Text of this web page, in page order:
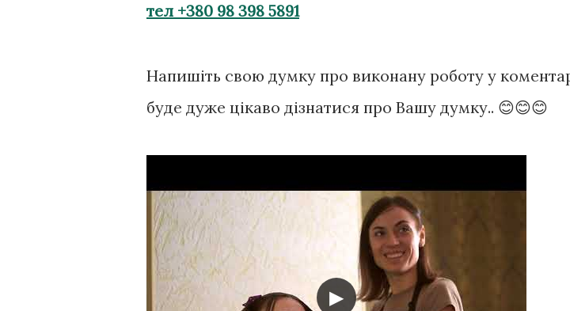
тел +380 98 398 5891
Напишіть свою думку про виконану роботу у
буде дуже цікаво дізнатися про Вашу думку.. 😊😊😊
▶